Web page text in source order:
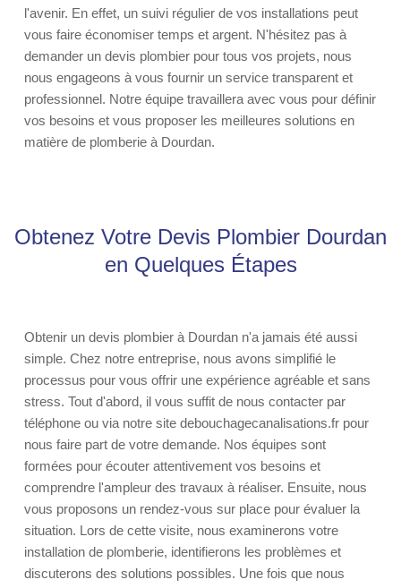
l'avenir. En effet, un suivi régulier de vos installations peut
vous faire économiser temps et argent. N'hésitez pas à
demander un devis plombier pour tous vos projets, nous
nous engageons à vous fournir un service transparent et
professionnel. Notre équipe travaillera avec vous pour définir
vos besoins et vous proposer les meilleures solutions en
matière de plomberie à Dourdan.
Obtenez Votre Devis Plombier Dourdan
en Quelques Étapes
Obtenir un devis plombier à Dourdan n'a jamais été aussi
simple. Chez notre entreprise, nous avons simplifié le
processus pour vous offrir une expérience agréable et sans
stress. Tout d'abord, il vous suffit de nous contacter par
téléphone ou via notre site debouchagecanalisations.fr pour
nous faire part de votre demande. Nos équipes sont
formées pour écouter attentivement vos besoins et
comprendre l'ampleur des travaux à réaliser. Ensuite, nous
vous proposons un rendez-vous sur place pour évaluer la
situation. Lors de cette visite, nous examinerons votre
installation de plomberie, identifierons les problèmes et
discuterons des solutions possibles. Une fois que nous